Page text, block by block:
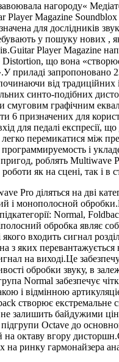
нагороду«
Player Magazine
для дослідників
у пошуку нових ,
Player Magazine
що вона «створює
приладі запропоновано
від традиційних
синто-подібних
смуговим графічним
6 призначених для
для педалі експресії,
перемикатися між
і
роблять Multiwave
як на сцені, так і в
Pro діляться на дві
і монополосной
Normal,
обробка являє
якого входить сигнал
з яких перевантажується
на виході.Це
обробки звуку, в
Normal забезпечує
і відмінною
створює екстремальне
не залишить байдужими
Octave до
на октаву вгору
на ринку гармонайзера